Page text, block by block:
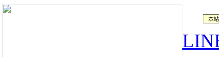
本